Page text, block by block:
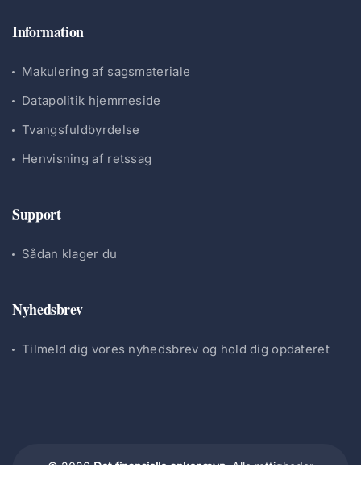
Information
Makulering af sagsmateriale
Datapolitik hjemmeside
Tvangsfuldbyrdelse
Henvisning af retssag
Support
Sådan klager du
Nyhedsbrev
Tilmeld dig vores nyhedsbrev og hold dig opdateret
© 2026Det finansielle ankenævn.Alle rettigheder